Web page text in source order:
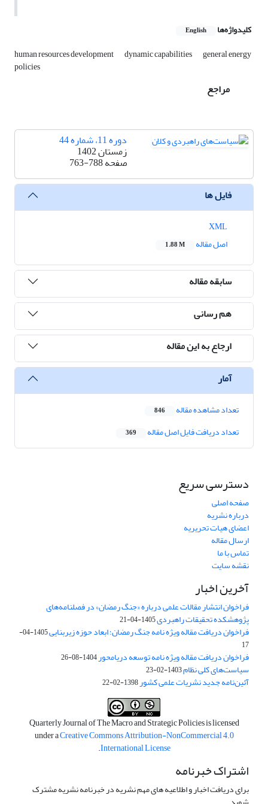
کلیدواژه‌ها English
human resources development dynamic capabilities general energy
policies
مراجع
دوره 11، شماره 44
زمستان 1402
صفحه763-788
فایل ها
اصل مقاله
1.88 M
سابقه مقاله
هم رسانی
ارجاع به این مقاله
آمار
تعداد مشاهده مقاله 846
تعداد دریافت فایل اصل مقاله 369
دسترسی سریع
صفحه اصلی
درباره نشریه
اعضای هیات تحریریه
ارسال مقاله
تماس با ما
نقشه سایت
آخرین اخبار
فراخوان انتشار مقالات علمی درباره «جنگ رمضان» در فصلنامه‌های
پژوهشکده تحقیقات راهبردی1405-04-21
فراخوان دریافت مقاله ویژه نامه جنگ رمضان؛ ابعاد حوزه زیربنایی
1405-04-
17
فراخوان دریافت مقاله ویژه نامه توسعه دریامحور1404-08-26
سیاست‌های کلی نظام1403-02-23
آئین‌نامه جدید نشریات علمی کشور1398-02-22
Quarterly Journal of The Macro and Strategic Policies is licensed
under aCreative Commons Attribution-NonCommercial 4.0
International License
.
اشتراک خبرنامه
برای دریافت اخبار و اطلاعیه های مهم نشریه در خبرنامه نشریه مشترک